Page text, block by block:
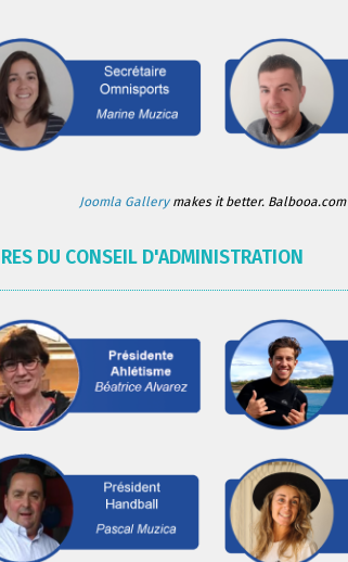
Joomla Gallerymakes it better. Balbooa.com
DU CONSEIL D'ADMINISTRATION